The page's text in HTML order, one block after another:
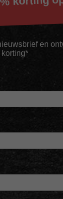
en